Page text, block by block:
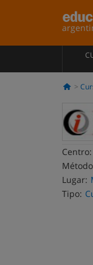
Centro:
Lugar:
Tipo: